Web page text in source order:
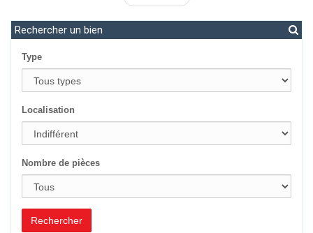
Rechercher un bien
Type
Localisation
Nombre de pièces
Rechercher